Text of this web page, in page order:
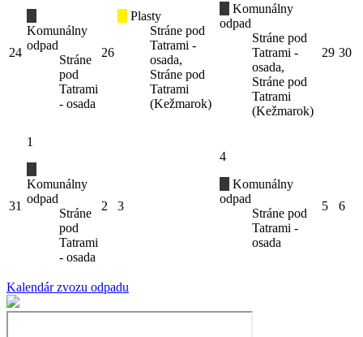
24
Komunálny
odpad
Stráne
pod
Tatrami
- osada
26
Plasty
Stráne pod
Tatrami -
osada,
Stráne pod
Tatrami
(Kežmarok)
Komunálny
odpad
Stráne pod
Tatrami -
osada,
Stráne pod
Tatrami
(Kežmarok)
29 30
31
1
Komunálny
odpad
Stráne
pod
Tatrami
- osada
2 3
4
Komunálny
odpad
Stráne pod
Tatrami -
osada
5 6
Kalendár zvozu odpadu